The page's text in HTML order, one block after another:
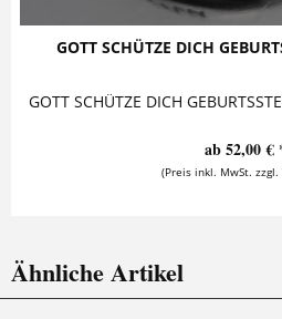
GOTT SCHÜTZE DICH
ab 52,00 €
(Preis inkl. MwSt. zzgl.
Ähnliche Artikel